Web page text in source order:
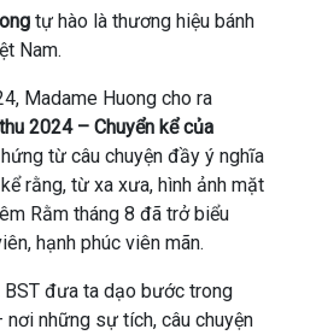
tự hào là thương hiệu bánh
Nam.
Madame Huong cho ra
2024 – Chuyển kể của
từ câu chuyện đầy ý nghĩa
rằng, từ xa xưa, hình ảnh mặt
Rằm tháng 8 đã trở biểu
hạnh phúc viên mãn.
đưa ta dạo bước trong
những sự tích, câu chuyện